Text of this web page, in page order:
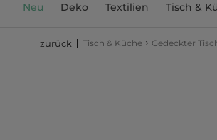
Neu Deko Textilien Tisch &
zurück Tisch & Küche › Gedeckter